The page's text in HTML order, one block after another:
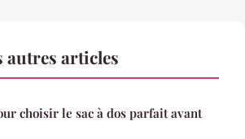
autres articles
choisir le sac à dos parfait avant